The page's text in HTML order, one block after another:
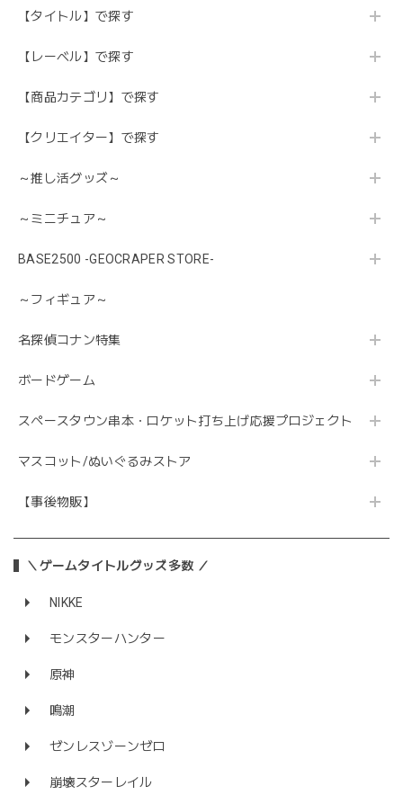
【タイトル】で探す
【レーベル】で探す
【商品カテゴリ】で探す
【クリエイター】で探す
～推し活グッズ～
～ミニチュア～
BASE2500 -GEOCRAPER STORE-
～フィギュア～
名探偵コナン特集
ボードゲーム
スペースタウン串本・ロケット打ち上げ応援プロジェクト
マスコット/ぬいぐるみストア
【事後物販】
＼ゲームタイトルグッズ多数 ／
NIKKE
モンスターハンター
原神
鳴潮
ゼンレスゾーンゼロ
崩壊スターレイル